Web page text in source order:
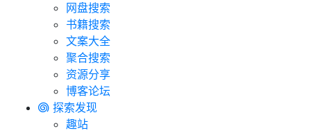
网盘搜索
书籍搜索
文案大全
聚合搜索
资源分享
博客论坛
探索发现
趣站